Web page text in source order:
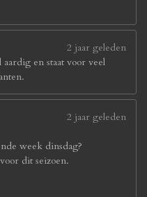
2 jaar geleden
en staat voor veel
2 jaar geleden
week dinsdag?
dit seizoen.